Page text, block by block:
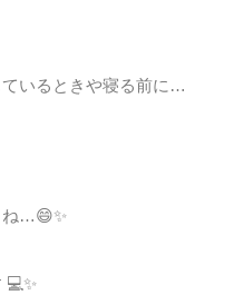
いるときや寝る前に…
ね…😄✨
💻✨